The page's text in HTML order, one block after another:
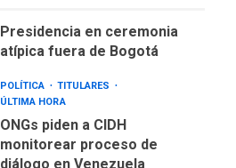
Presidencia en ceremonia
atípica fuera de Bogotá
POLÍTICA
TITULARES
ÚLTIMA HORA
ONGs piden a CIDH
monitorear proceso de
diálogo en Venezuela